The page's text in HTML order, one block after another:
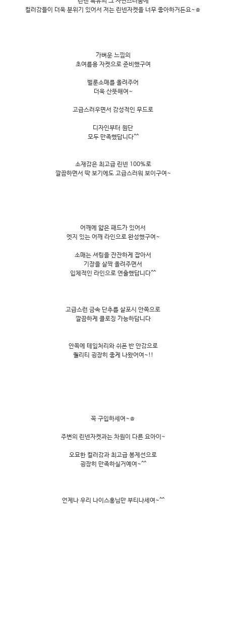
컬러감들이 더욱 분위기 있어서 저는 린넨자켓을 너무 좋아하거든요~ㅎ
가벼운 느낌의
초여름용 자켓으로 준비했구여
벌룬소매를 올려주어
더욱 산뜻해여~
고급스러우면서 감성적인 무드로
디자인부터 원단
모두 만족했답니다^^
소재감은 최고급 린넨 100%로
깔끔하면서 딱 보기에도 고급스러워 보이구여~
어깨에 얇은 패드가 있어서
엣지 있는 어깨 라인으로 완성했구여~
소매는 셔링을 잔잔하게 잡아서
기장을 살짝 올려주면서
입체적인 라인으로 연출했답니다^^
고급스런 금속 단추를 살포시 안쪽으로
깔끔하게 클로징 가능하답니다
안쪽에 테잎처리와 쉬폰 반 안감으로
퀄리티 굉장히 좋게 나왔어여~!!
꼭 구입하세여~ㅎ
주변의 린넨자켓과는 차원이 다른 요아이~
오묘한 컬러감과 최고급 봉제선으로
굉장히 만족하실거예여~^^
언제나 우리 나이스홍님만 부티나세여~^^